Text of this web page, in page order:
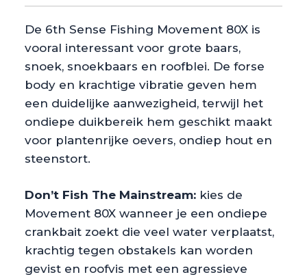
De 6th Sense Fishing Movement 80X is
vooral interessant voor grote baars,
snoek, snoekbaars en roofblei. De forse
body en krachtige vibratie geven hem
een duidelijke aanwezigheid, terwijl het
ondiepe duikbereik hem geschikt maakt
voor plantenrijke oevers, ondiep hout en
steenstort.
Don’t Fish The Mainstream: kies de
Movement 80X wanneer je een ondiepe
crankbait zoekt die veel water verplaatst,
krachtig tegen obstakels kan worden
gevist en roofvis met een agressieve